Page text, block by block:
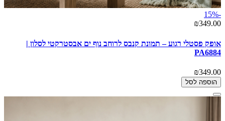
-15%
₪349.00
אופק פסטלי רגוע – תמונת קנבס לרוחב נוף ים אבסטרקטי לסלון |
PA6884
₪349.00
הוספה לסל